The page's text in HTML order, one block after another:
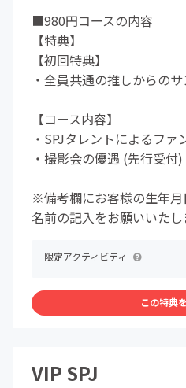
■980円コースの内容
【特典】
【初回特典】
・全員共通の推しからの
【コース内容】
・SPJタレントによるフ
・撮影会の優遇 (先行受付)
※備考欄にお客様の生年
名前の記入をお願いいたし
限定アクティビティ
この特典
VIP SPJ